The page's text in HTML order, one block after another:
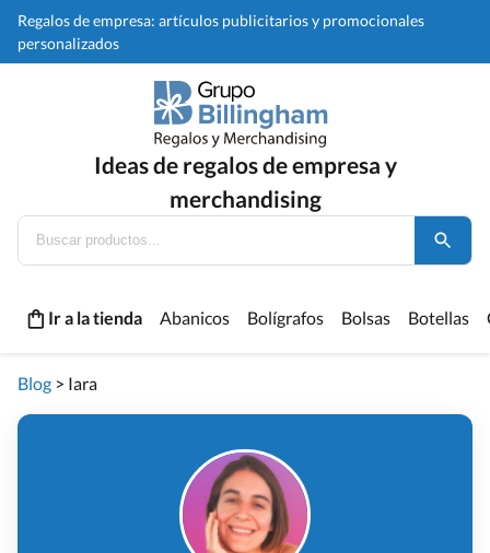
Regalos de empresa: artículos publicitarios y promocionales
personalizados
Ideas de regalos de empresa y
merchandising
Ir a la tienda Abanicos Bolígrafos Bolsas Botellas
Blog > Iara